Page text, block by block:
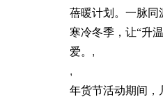
蓓暖计划。一脉同
寒冷冬季，让“升
爱。 ,
,
年货节活动期间